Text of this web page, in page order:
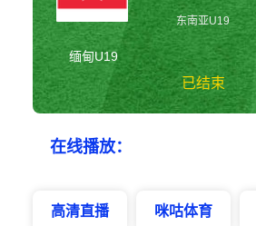
缅甸U19
17:00:00
东南亚U19
已结束
在线播放：
高清直播 咪咕体育